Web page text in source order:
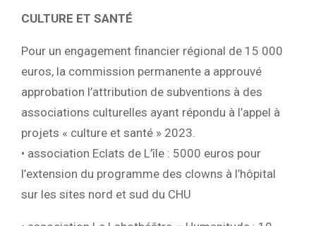
CULTURE ET SANTÉ
Pour un engagement financier régional de 15 000
euros, la commission permanente a approuvé
approbation l’attribution de subventions à des
associations culturelles ayant répondu à l’appel à
projets « culture et santé » 2023.
• association Eclats de L’île : 5000 euros pour
l’extension du programme des clowns à l’hôpital
sur les sites nord et sud du CHU